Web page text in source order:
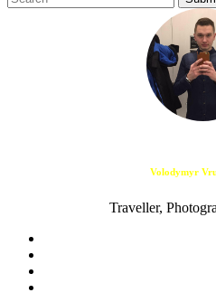
Volodymyr
Traveller,